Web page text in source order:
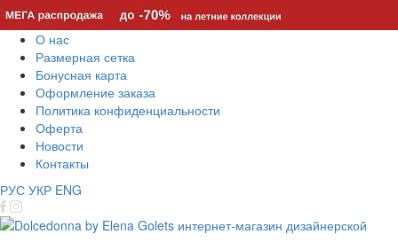
О нас
Размерная сетка
Бонусная карта
Оформление заказа
Политика конфиденциальности
Оферта
Новости
Контакты
РУС УКР ENG